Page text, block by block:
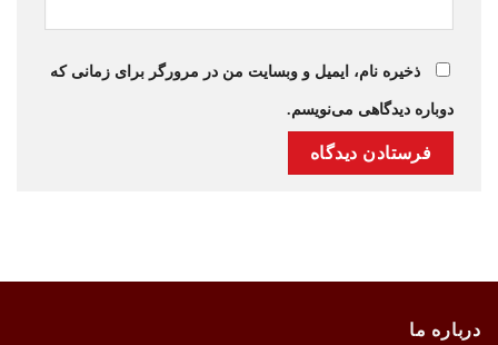
ذخیره نام، ایمیل و وبسایت من در مرورگر برای زمانی که
دوباره دیدگاهی می‌نویسم.
درباره ما